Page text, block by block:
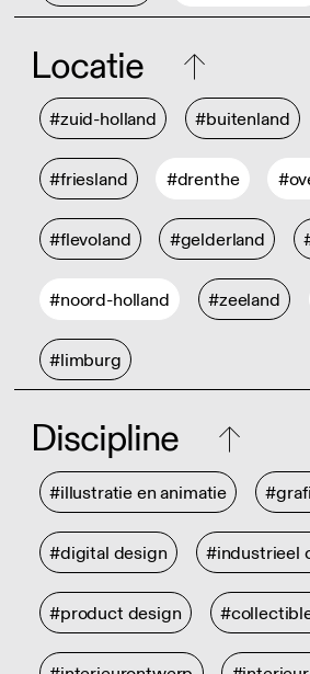
Locatie
#zuid-holland #buitenland
#friesland #drenthe
#flevoland #gelderland
#noord-holland #zeeland
#limburg
Discipline
#illustratie en animatie
#digital design #industrieel
#product design